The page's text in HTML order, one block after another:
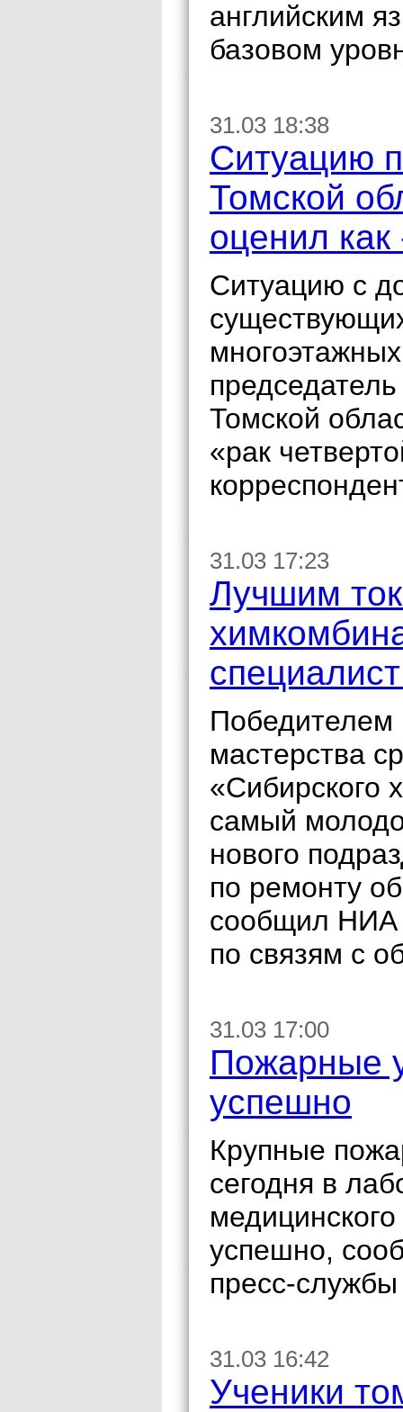
английским
базовом
31.03 18:38
Ситуацию
Томской
оценил как
Ситуацию с
Томской
«рак
31.03 17:23
Лучшим
Победителем
мастерства
«Сибирского
самый
нового
по ремонту
сообщил НИА
по связям с
31.03 17:00
Пожарные
успешно
Крупные
сегодня в
успешно,
пресс-
31.03 16:42
Ученики